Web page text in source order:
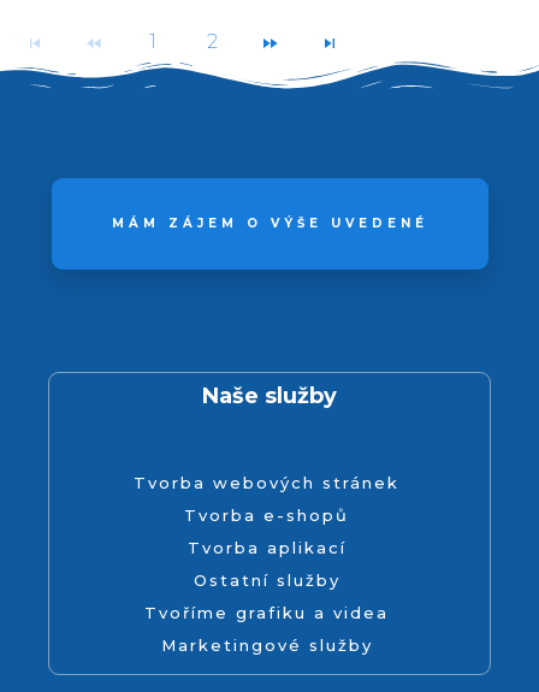
1 2
MÁM ZÁJEM O VÝŠE UVEDENÉ
Naše služby
Tvorba webových stránek
Tvorba e-shopů
Tvorba aplikací
Ostatní služby
Tvoříme grafiku a videa
Marketingové služby